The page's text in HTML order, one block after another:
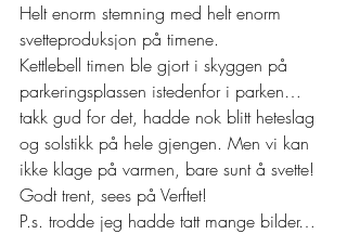
Helt enorm stemning med helt enorm
svetteproduksjon på timene.
Kettlebell timen ble gjort i skyggen på
parkeringsplassen istedenfor i parken…
takk gud for det, hadde nok blitt heteslag
og solstikk på hele gjengen. Men vi kan
ikke klage på varmen, bare sunt å svette!
Godt trent, sees på Verftet!
P.s. trodde jeg hadde tatt mange bilder…